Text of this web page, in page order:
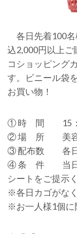
各日先着100名
込2,000円以上
コショッピング
す。ビニール袋
お買い物！
① 時 間 15：
② 場 所 美容
③ 配布数 各日
④ 条 件 当日ご
シートをご提示
※各日カゴがな
※お一人様1個に